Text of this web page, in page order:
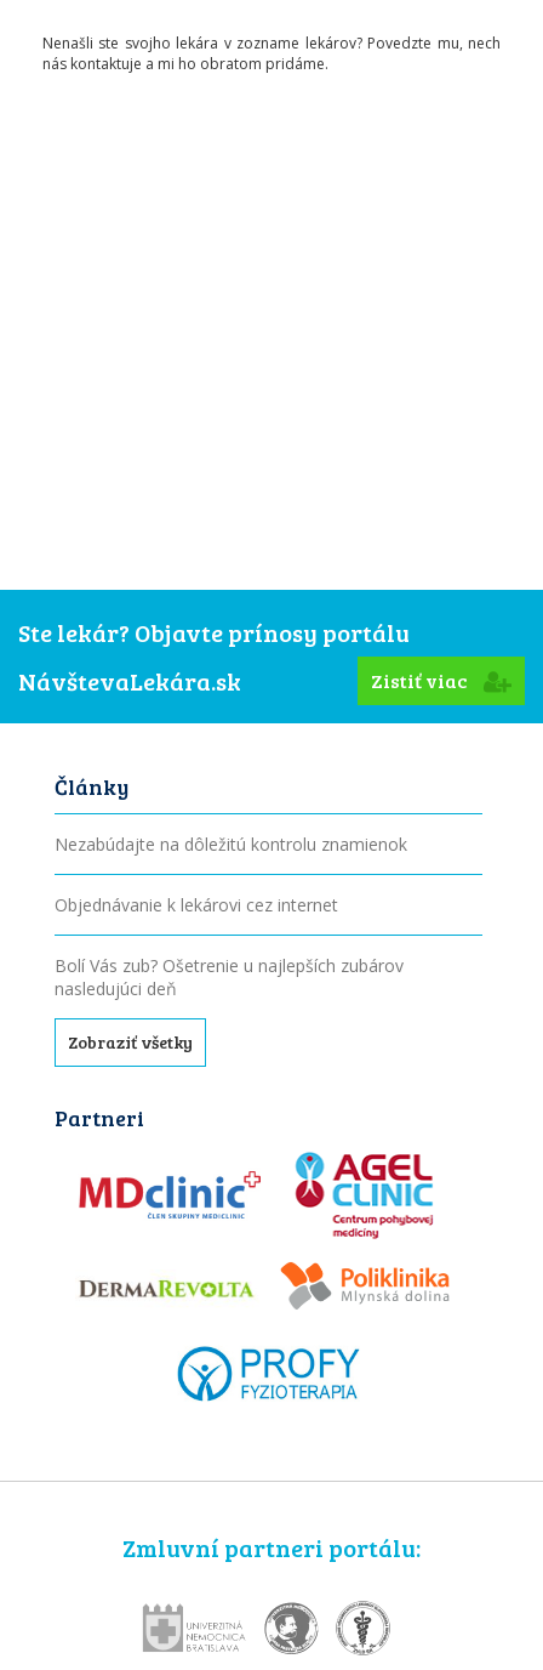
Nenašli ste svojho lekára v zozname lekárov? Povedzte mu, nech
nás kontaktuje a mi ho obratom pridáme.
Ste lekár? Objavte prínosy portálu
NávštevaLekára.sk
Zistiť viac
Články
Nezabúdajte na dôležitú kontrolu znamienok
Objednávanie k lekárovi cez internet
Bolí Vás zub? Ošetrenie u najlepších zubárov
nasledujúci deň
Zobraziť všetky
Partneri
Zmluvní partneri portálu: